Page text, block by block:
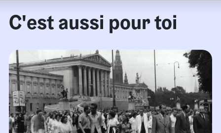
C'est aussi pour toi